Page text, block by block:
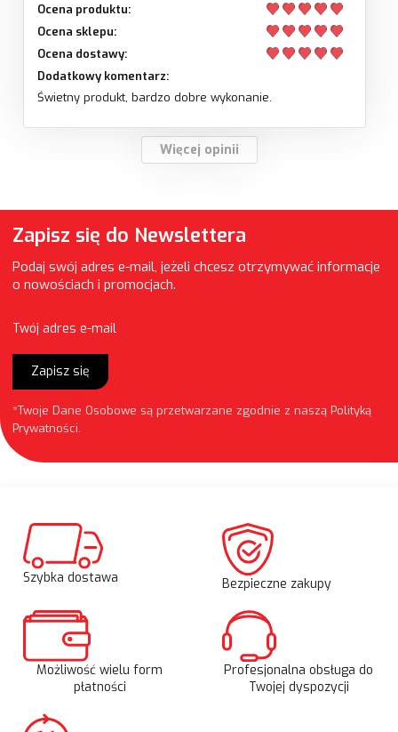
Ocena produktu:
Ocena sklepu:
Ocena dostawy:
Dodatkowy komentarz:
Świetny produkt, bardzo dobre wykonanie.
Więcej opinii
Zapisz się do Newslettera
Podaj swój adres e-mail, jeżeli chcesz otrzymywać informacje
o nowościach i promocjach.
Twój adres e-mail
Zapisz się
*Twoje Dane Osobowe są przetwarzane zgodnie z naszą Polityką
Prywatności.
Szybka dostawa Bezpieczne zakupy
Możliwość wielu form
płatności
Profesjonalna obsługa do
Twojej dyspozycji